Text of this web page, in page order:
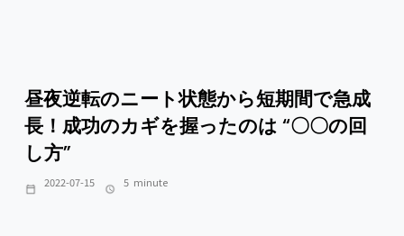
昼夜逆転のニート状態から短期間で急成
長！成功のカギを握ったのは “〇〇の回
し方”
2022-07-15 5 minute